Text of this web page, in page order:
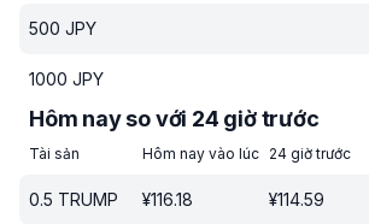
500 JPY
1000 JPY
Hôm nay so với 24 giờ trước
Tài sản Hôm nay vào lúc 24 giờ trước
0.5 TRUMP ¥116.18 ¥114.59